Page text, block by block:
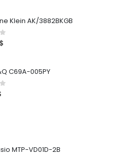
Klein AK/3882BKGB
5
$
C69A-005PY
5
MTP-VD01D-2B